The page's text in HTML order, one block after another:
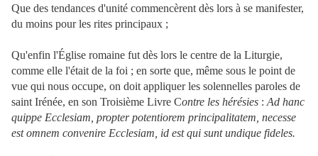
Que des tendances d'unité commencèrent dès lors à se manifester,
du moins pour les rites principaux ;
Qu'enfin l'Église romaine fut dès lors le centre de la Liturgie,
comme elle l'était de la foi ; en sorte que, même sous le point de
vue qui nous occupe, on doit appliquer les solennelles paroles de
saint Irénée, en son Troisième Livre Contre les hérésies : Ad hanc
quippe Ecclesiam, propter potentiorem principalitatem, necesse
est omnem convenire Ecclesiam, id est qui sunt undique fideles.